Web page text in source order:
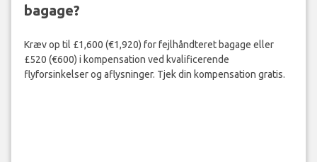
bagage?
Kræv op til £1,600 (€1,920) for fejlhåndteret bagage eller
£520 (€600) i kompensation ved kvalificerende
flyforsinkelser og aflysninger. Tjek din kompensation gratis.